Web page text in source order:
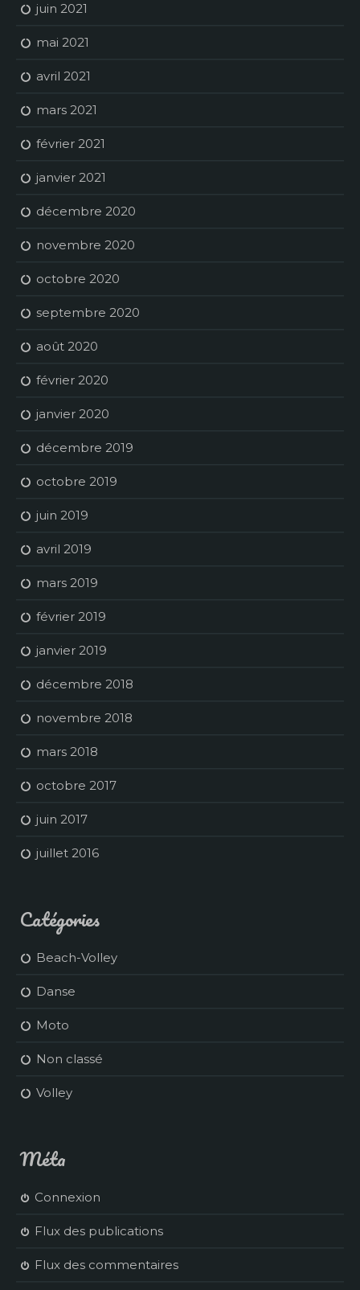
juin 2021
mai 2021
avril 2021
mars 2021
février 2021
janvier 2021
décembre 2020
novembre 2020
octobre 2020
septembre 2020
août 2020
février 2020
janvier 2020
décembre 2019
octobre 2019
juin 2019
avril 2019
mars 2019
février 2019
janvier 2019
décembre 2018
novembre 2018
mars 2018
octobre 2017
juin 2017
juillet 2016
Catégories
Beach-Volley
Danse
Moto
Non classé
Volley
Méta
Connexion
Flux des publications
Flux des commentaires